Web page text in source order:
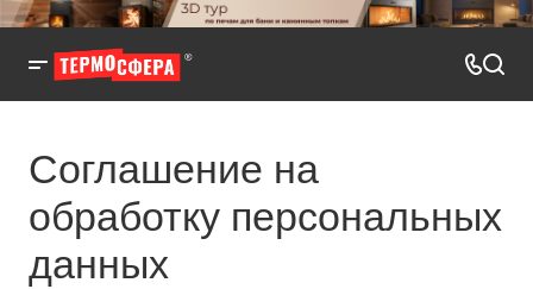
Соглашение на
обработку персональных
данных